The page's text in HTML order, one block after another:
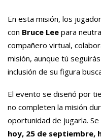
En esta misión, los
con Bruce Lee para
compañero virtual,
misión, aunque tú
inclusión de su figura
El evento se diseñó por
no completen la misión
oportunidad de jugarla.
hoy, 25 de septiembre,